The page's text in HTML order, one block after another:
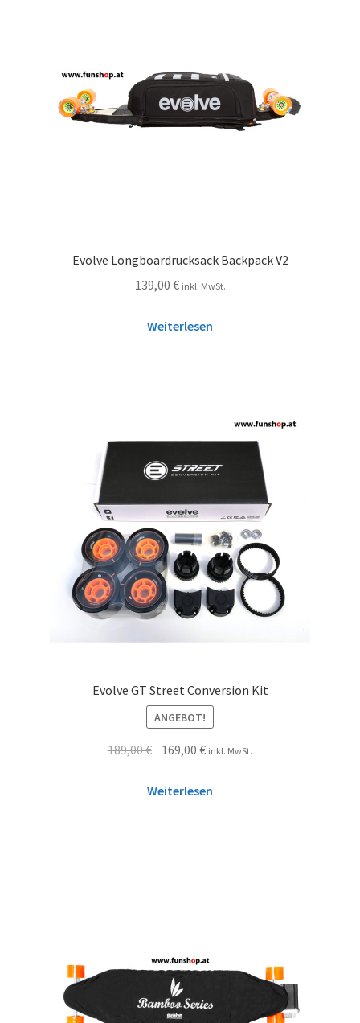
Evolve Longboardrucksack Backpack V2
139,00 € inkl. MwSt.
Weiterlesen
Evolve GT Street Conversion Kit
ANGEBOT!
189,00€ 169,00€ inkl. MwSt.
Weiterlesen